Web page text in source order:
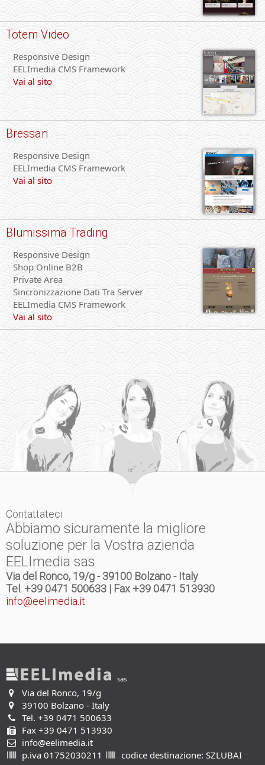
Totem Video
Responsive Design
EELImedia CMS Framework
Vai al sito
Bressan
Responsive Design
EELImedia CMS Framework
Vai al sito
Blumissima Trading
Responsive Design
Shop Online B2B
Private Area
Sincronizzazione Dati Tra Server
EELImedia CMS Framework
Vai al sito
Contattateci
Abbiamo sicuramente la migliore
soluzione per la Vostra azienda
EELImedia sas
Via del Ronco, 19/g - 39100 Bolzano - Italy
Tel. +39 0471 500633 | Fax +39 0471 513930
info@eelimedia.it
sas
Via del Ronco, 19/g
39100 Bolzano - Italy
Tel.+39 0471 500633
Fax +39 0471 513930
info@eelimedia.it
p.iva 01752030211
codice destinazione: SZLUBAI